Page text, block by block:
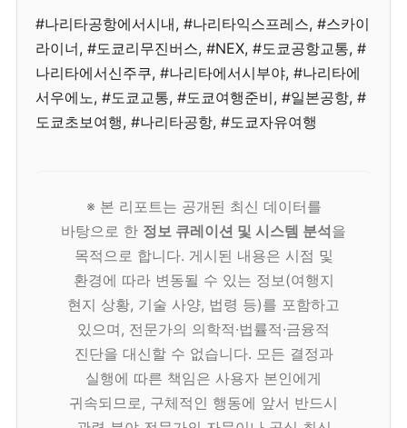
#나리타공항에서시내, #나리타익스프레스, #스카이
라이너, #도쿄리무진버스, #NEX, #도쿄공항교통, #
나리타에서신주쿠, #나리타에서시부야, #나리타에
서우에노, #도쿄교통, #도쿄여행준비, #일본공항, #
도쿄초보여행, #나리타공항, #도쿄자유여행
※ 본 리포트는 공개된 최신 데이터를
바탕으로 한 정보 큐레이션 및 시스템 분석을
목적으로 합니다. 게시된 내용은 시점 및
환경에 따라 변동될 수 있는 정보(여행지
현지 상황, 기술 사양, 법령 등)를 포함하고
있으며, 전문가의 의학적·법률적·금융적
진단을 대신할 수 없습니다. 모든 결정과
실행에 따른 책임은 사용자 본인에게
귀속되므로, 구체적인 행동에 앞서 반드시